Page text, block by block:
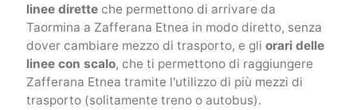
linee diretteche permettono di arrivare da
Taormina a Zafferana Etnea in modo diretto, senza
dover cambiare mezzo di trasporto, e gli orari delle
linee con scalo, che ti permettono di raggiungere
Zafferana Etnea tramite l'utilizzo di più mezzi di
trasporto (solitamente treno o autobus).